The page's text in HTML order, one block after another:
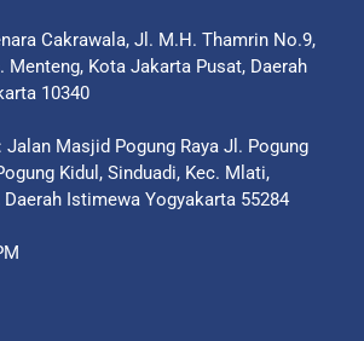
Cakrawala, Jl. M.H. Thamrin No.9,
Menteng, Kota Jakarta Pusat, Daerah
10340
: Jalan Masjid Pogung Raya Jl. Pogung
Kidul, Sinduadi, Kec. Mlati,
Daerah Istimewa Yogyakarta 55284